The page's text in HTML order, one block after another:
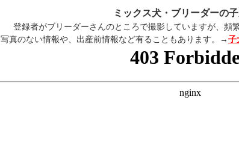
ミックス犬・ブリーダーの子
登録者がブリーダーさんのところで撮影していますが、頻
写真のない情報や、出産前情報など有ることもあります。→子